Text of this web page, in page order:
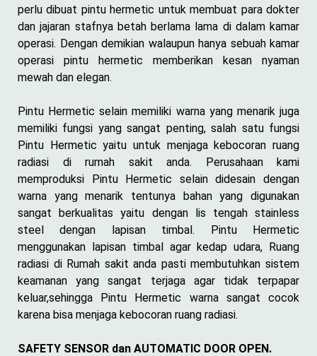
perlu dibuat pintu hermetic untuk membuat para dokter
dan jajaran stafnya betah berlama lama di dalam kamar
operasi. Dengan demikian walaupun hanya sebuah kamar
operasi pintu hermetic memberikan kesan nyaman
mewah dan elegan.
Pintu Hermetic selain memiliki warna yang menarik juga
memiliki fungsi yang sangat penting, salah satu fungsi
Pintu Hermetic yaitu untuk menjaga kebocoran ruang
radiasi di rumah sakit anda. Perusahaan kami
memproduksi Pintu Hermetic selain didesain dengan
warna yang menarik tentunya bahan yang digunakan
sangat berkualitas yaitu dengan lis tengah stainless
steel dengan lapisan timbal. Pintu Hermetic
menggunakan lapisan timbal agar kedap udara, Ruang
radiasi di Rumah sakit anda pasti membutuhkan sistem
keamanan yang sangat terjaga agar tidak terpapar
keluar,sehingga Pintu Hermetic warna sangat cocok
karena bisa menjaga kebocoran ruang radiasi.
SAFETY SENSOR dan AUTOMATIC DOOR OPEN.